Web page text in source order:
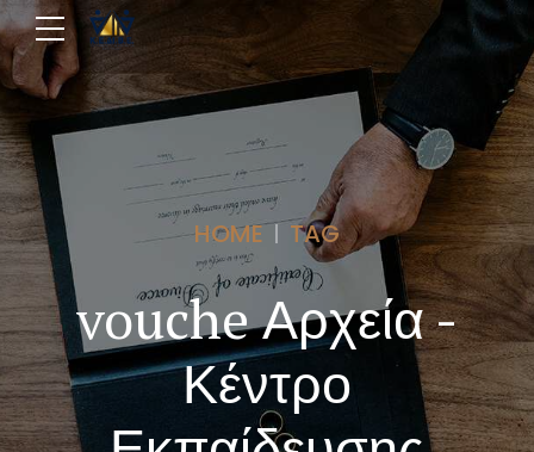
HOME TAG
vouche Αρχεία -
Κέντρο